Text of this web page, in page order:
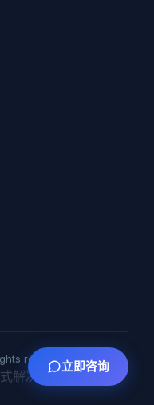
reserved.
解决方案
立即咨询